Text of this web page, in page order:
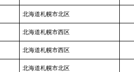
北海道札幌市北区
北海道札幌市西区
北海道札幌市西区
北海道札幌市北区